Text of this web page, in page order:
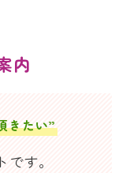
内
きたい”
す。